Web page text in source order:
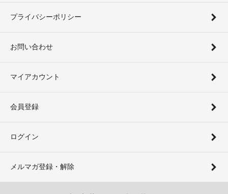
プライバシーポリシー
お問い合わせ
マイアカウント
会員登録
ログイン
メルマガ登録・解除